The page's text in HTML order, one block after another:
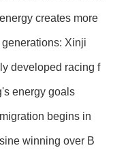
creates more
Xinji
developed racing f
energy goals
begins in
winning over B